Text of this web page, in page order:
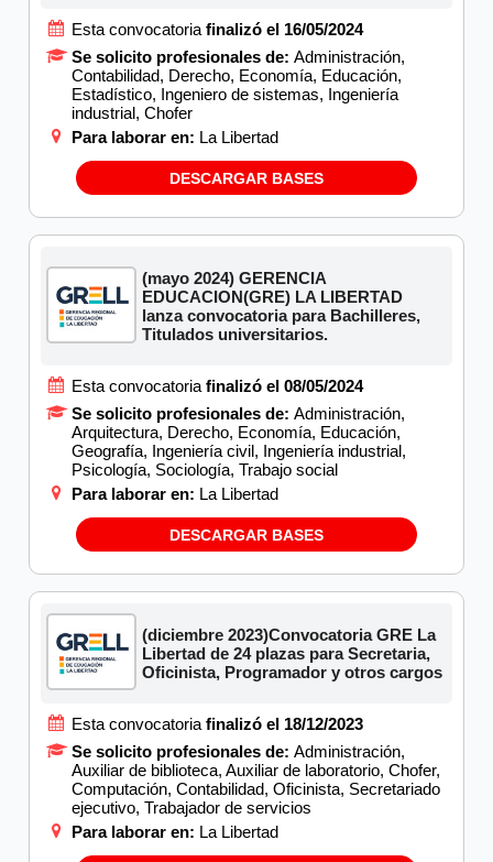
Esta convocatoria finalizó el 16/05/2024
Se solicito profesionales de: Administración,
Contabilidad, Derecho, Economía, Educación,
Estadístico, Ingeniero de sistemas, Ingeniería
industrial, Chofer
Para laborar en: La Libertad
DESCARGAR BASES
(mayo 2024) GERENCIA
EDUCACION(GRE) LA LIBERTAD
lanza convocatoria para Bachilleres,
Titulados universitarios.
Esta convocatoria finalizó el 08/05/2024
Se solicito profesionales de: Administración,
Arquitectura, Derecho, Economía, Educación,
Geografía, Ingeniería civil, Ingeniería industrial,
Psicología, Sociología, Trabajo social
Para laborar en: La Libertad
DESCARGAR BASES
(diciembre 2023)Convocatoria GRE La
Libertad de 24 plazas para Secretaria,
Oficinista, Programador y otros cargos
Esta convocatoria finalizó el 18/12/2023
Se solicito profesionales de: Administración,
Auxiliar de biblioteca, Auxiliar de laboratorio, Chofer,
Computación, Contabilidad, Oficinista, Secretariado
ejecutivo, Trabajador de servicios
Para laborar en: La Libertad